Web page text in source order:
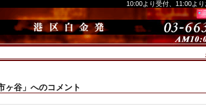
10:00より受付、11:00より
ヶ谷」へのコメント